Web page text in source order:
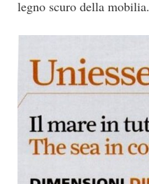
legno scuro della mobilia.